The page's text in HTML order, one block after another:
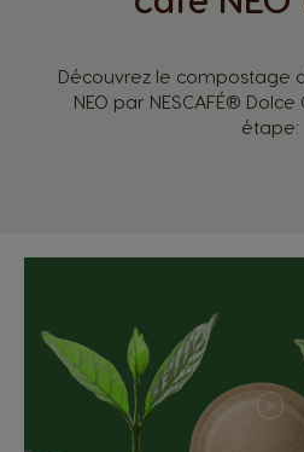
Découvrez le compostage
NEO par NESCAFÉ®
étape: